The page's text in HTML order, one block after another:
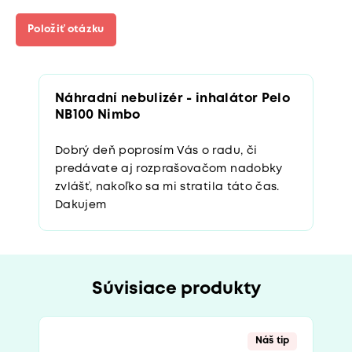
Položiť otázku
Náhradní nebulizér - inhalátor Pelo
NB100 Nimbo
Dobrý deň poprosím Vás o radu, či
predávate aj rozprašovačom nadobky
zvlášť, nakoľko sa mi stratila táto čas.
Dakujem
Súvisiace produkty
Náš tip